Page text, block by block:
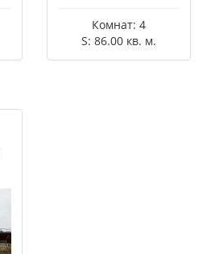
Комнат: 4
S: 86.00 кв. м.